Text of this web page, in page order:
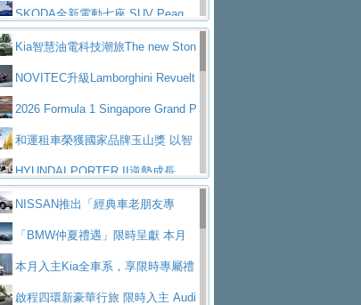
瑞士需求成關鍵推手
The all-new T-Roc 魅力 自成焦點
Maserati GT2 Stradale「Tribute to
」全球首度亮相
迎接 RANGE ROVER 品牌家族第
員 全新 RANGE ROVER GT 預告登
造型華麗時尚、科技座艙再進化，P
208小改款發表上市94.8萬起
利的造型、更先進的資訊娛樂系統及
的動力
SKODA全新電動七座 SUV Peaq
擁有品牌史上最寬敞且豪華的座艙
AUDI推出首款高性能油電超跑Nuvo
0到100公里加速2.6秒、極速350公里
百年三叉戟傳奇再啟程 Maserati 重
Miglia 傳承競速榮耀
法拉利首款純電跑車Luce亮相，最
超過1000匹並具備530公里最大續航
小車大空間、座艙科技更先進，SK
表全新純電跨界休旅Eipq祭平民化車
起
賓士AMG.EA專屬平台首作，Merc
AMG 全新GT 4-Door Coupe全球首發
福斯推出首款GTI純電性能掀背ID.
GTI，擁有226匹馬力和零百加速 6.8
力
Jaguar 公布四門 GT車款正式車名
TYPE 01
終於跟上進度，LEXUS發表首款三
純電旗艦休旅 TZ
有錢也買不到的Golf R！福斯打造
Kia智慧油電科技潮旅The new Ston
月累計銷量創歷史新高
NOVITEC升級Lamborghini Revuelt
輸出增至1,048匹
2026 Formula 1 Singapore Grand P
加坡大獎賽 Audi 極速之旅開放報名
和運租車榮獲國家品牌玉山獎 以智
與綠能創新
HYUNDAI PORTER II逆勢成長，
型貨車銷售冠軍
父親節霸氣獻禮！PGO 威力125 最
價 $60,900 起 省油ｘ安全ｘ大空間
輕鬆
福斯商旅挺頭家 推出「德系質感 精
」專案
yundai推出AllDayEnergy能源服
電動車化身行動儲能系統
NISSAN X-TRAIL 上市首月銷量
NISSAN推出「經典車老朋友專
以匠人精神煥新珍品座駕
「BMW仲夏禮遇」限時呈獻 本月
享尊榮豪華五星假期 多元優購方案
施
本月入主Kia全車系，享限時專屬禮
啟程四環新豪華行旅 限時入主 Audi